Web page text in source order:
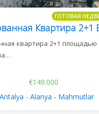
ГОТОВАЯ
квартира 2+1 площадью
€149.000
Antalya - Alanya - Mahmutlar